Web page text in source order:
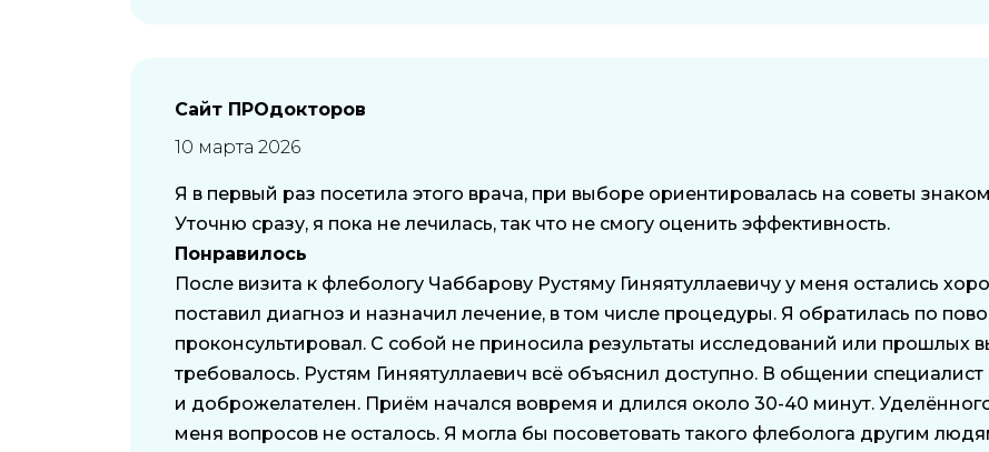
Сайт ПРОдокторов
10 марта 2026
Я в первый раз посетила этого врача, при выборе ориентировалась на советы
Уточню сразу, я пока не лечилась, так что не смогу оценить эффективность.
Понравилось
После визита к флебологу Чаббарову Рустяму Гиняятуллаевичу у меня остались
поставил диагноз и назначил лечение, в том числе процедуры. Я обратилась по
проконсультировал. С собой не приносила результаты исследований или прошлых
требовалось. Рустям Гиняятуллаевич всё объяснил доступно. В общении
и доброжелателен. Приём начался вовремя и длился около 30-40 минут.
меня вопросов не осталось. Я могла бы посоветовать такого флеболога другим